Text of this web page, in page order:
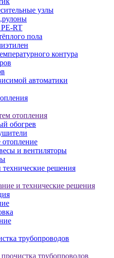
узлы
RT
пола
контура
автоматики
отопления
обогрев
отопление
и вентиляторы
решения
и технические решения
трубопроводов
трубопроводов